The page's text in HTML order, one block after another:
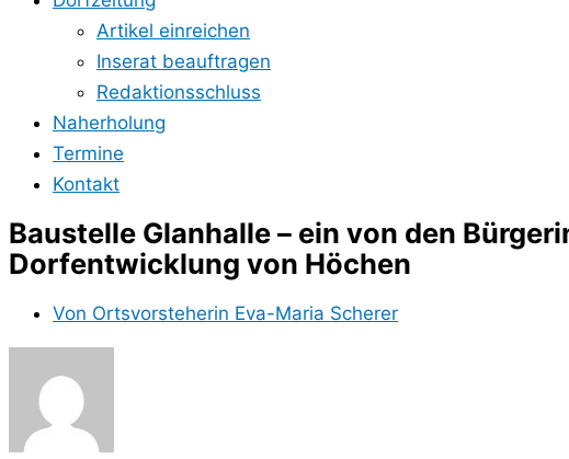
Artikel einreichen
Inserat beauftragen
Redaktionsschluss
Naherholung
Termine
Kontakt
Baustelle Glanhalle – ein von den
Dorfentwicklung von Höchen
Von Ortsvorsteherin Eva-Maria Scherer